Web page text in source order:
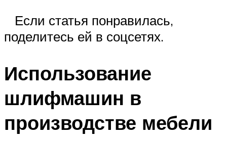
Если статья понравилась,
поделитесь ей в соцсетях.
Использование
шлифмашин в
производстве мебели